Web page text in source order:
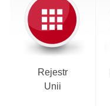
Rejestr
Unii